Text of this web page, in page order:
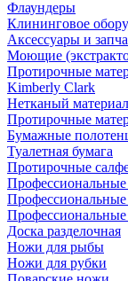
Флаундеры
Клининговое
Аксессуары и
Моющие
Протирочные
Kimberly Clark
Нетканый
Протирочные
Бумажные
Туалетная бумага
Протирочные
Доска разделочная
Ножи для рыбы
Ножи для рубки